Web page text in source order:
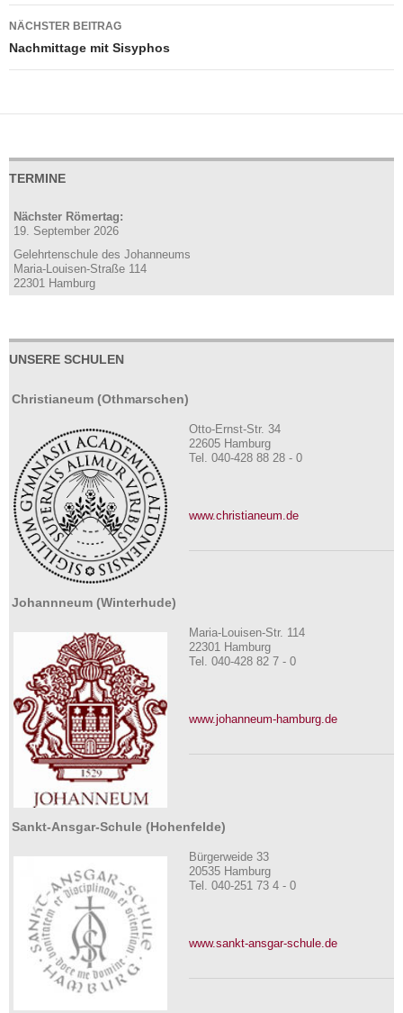
NÄCHSTER BEITRAG
Nachmittage mit Sisyphos
TERMINE
Nächster Römertag:
19. September 2026
Gelehrtenschule des Johanneums
Maria-Louisen-Straße 114
22301 Hamburg
UNSERE SCHULEN
Christianeum (Othmarschen)
Otto-Ernst-Str. 34
22605 Hamburg
Tel. 040-428 88 28 - 0
www.christianeum.de
Johannneum (Winterhude)
Maria-Louisen-Str. 114
22301 Hamburg
Tel. 040-428 82 7 - 0
www.johanneum-hamburg.de
Sankt-Ansgar-Schule (Hohenfelde)
Bürgerweide 33
20535 Hamburg
Tel. 040-251 73 4 - 0
www.sankt-ansgar-schule.de